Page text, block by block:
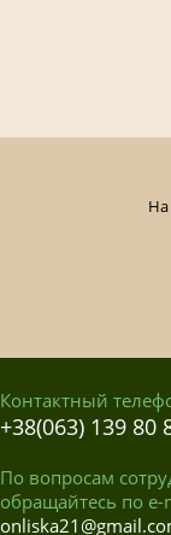
Контактный
+38(063) 139 80
По вопросам
обращайтесь по e-